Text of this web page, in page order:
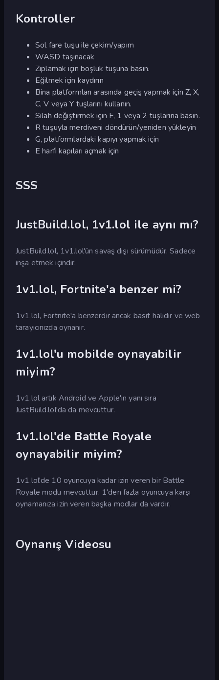
Kontroller
Sol fare tuşu ile çekim/yapım
WASD taşınacak
Zıplamak için boşluk tuşuna basın.
Eğilmek için kaydırın
Bina platformları arasında geçiş yapmak için Z, X,
C, V veya Y tuşlarını kullanın.
Silah değiştirmek için F, 1 veya 2 tuşlarına basın.
R tuşuyla merdiveni döndürün/yeniden yükleyin
G, platformlardaki kapıyı yapmak için
E harfi kapıları açmak için
SSS
JustBuild.lol, 1v1.lol ile aynı mı?
JustBuild.lol, 1v1.lol'ün savaş dışı sürümüdür. Sadece
inşa etmek içindir.
1v1.lol, Fortnite'a benzer mi?
1v1.lol, Fortnite'a benzerdir ancak basit halidir ve web
tarayıcınızda oynanır.
1v1.lol'u mobilde oynayabilir
miyim?
1v1.lol artık Android ve Apple'ın yanı sıra
JustBuild.lol'da da mevcuttur.
1v1.lol'de Battle Royale
oynayabilir miyim?
1v1.lol'de 10 oyuncuya kadar izin veren bir Battle
Royale modu mevcuttur. 1'den fazla oyuncuya karşı
oynamanıza izin veren başka modlar da vardır.
Oynanış Videosu